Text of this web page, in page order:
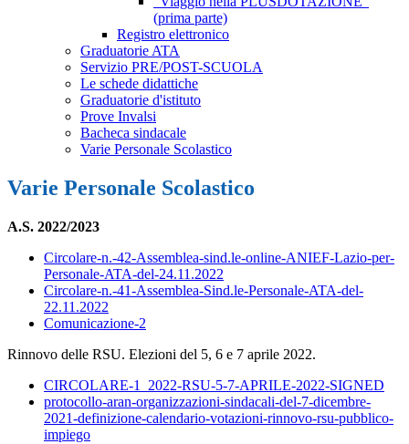
(prima parte)
Registro elettronico
Graduatorie ATA
Servizio PRE/POST-SCUOLA
Le schede didattiche
Graduatorie d'istituto
Prove Invalsi
Bacheca sindacale
Varie Personale Scolastico
Varie Personale Scolastico
A.S. 2022/2023
Circolare-n.-42-Assemblea-sind.le-online-ANIEF-Lazio-per-
Personale-ATA-del-24.11.2022
Circolare-n.-41-Assemblea-Sind.le-Personale-ATA-del-
22.11.2022
Comunicazione-2
Rinnovo delle RSU. Elezioni del 5, 6 e 7 aprile 2022.
CIRCOLARE-1_2022-RSU-5-7-APRILE-2022-SIGNED
protocollo-aran-organizzazioni-sindacali-del-7-dicembre-
2021-definizione-calendario-votazioni-rinnovo-rsu-pubblico-
impiego